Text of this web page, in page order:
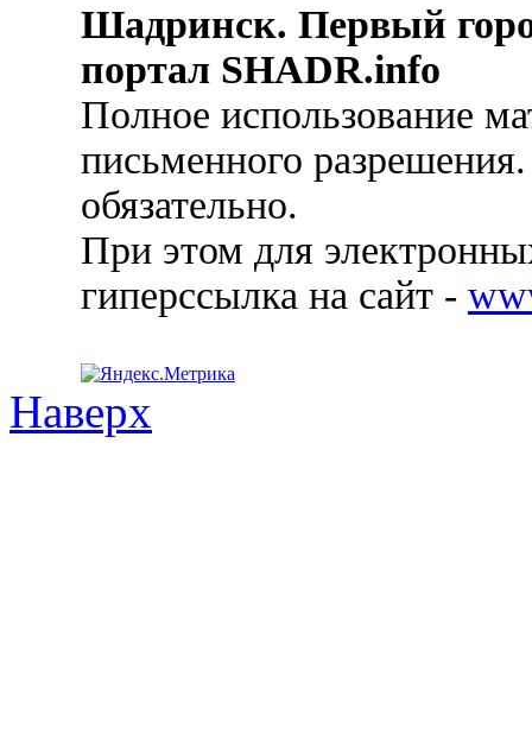
Шадринск. Первый
портал SHADR.info
Полное использование
письменного
обязательно.
При этом для
гиперссылка на сайт -
Наверх